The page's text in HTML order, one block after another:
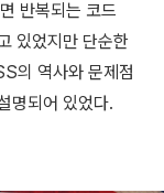
반복되는 코드
있었지만 단순한
의 역사와 문제점
명되어 있었다.